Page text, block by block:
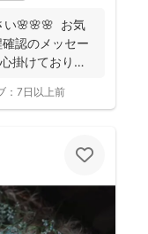
い🌸🌸🌸 お気
認のメッセー
掛けておりま
： 7日以上前